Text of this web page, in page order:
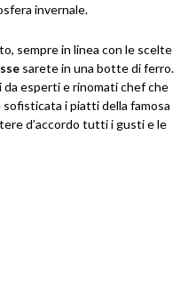
invernale.
sempre in linea con le scelte
sarete in una botte di ferro.
esperti e rinomati chef che
i piatti della famosa
d’accordo tutti i gusti e le